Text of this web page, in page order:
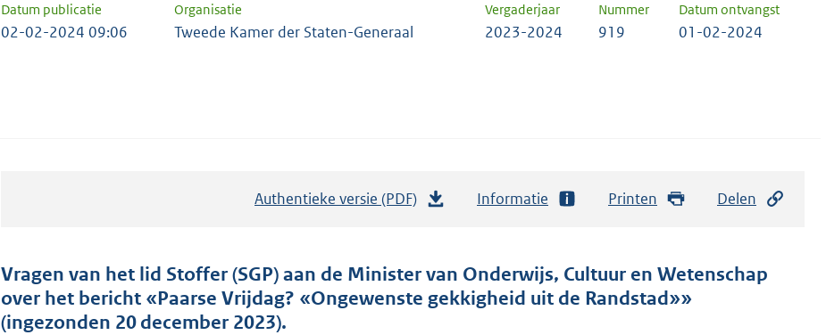
Datum publicatie Organisatie Vergaderjaar Nummer Datum ontvangst
02-02-2024 09:06 Tweede Kamer der Staten-Generaal 2023-2024 919 01-02-2024
Authentieke versie (PDF)
t
a
Informatie Printen Delen
Vragen van het lid Stoffer (SGP) aan de Minister van Onderwijs, Cultuur en Wetenschap
over het bericht «Paarse Vrijdag? «Ongewenste gekkigheid uit de Randstad»»
(ingezonden 20 december 2023).